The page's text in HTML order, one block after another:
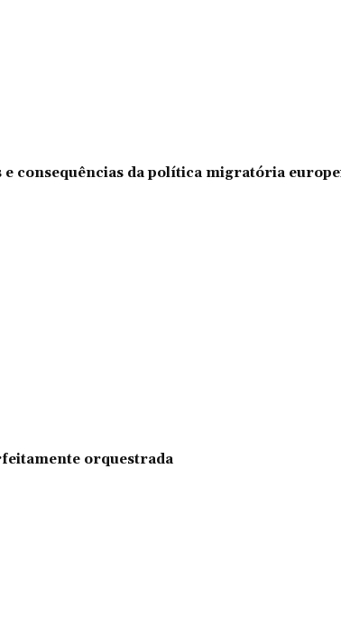
consequências da política migratória
orquestrada